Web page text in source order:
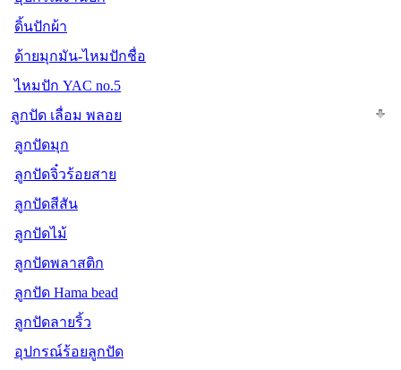
ดิ้นปักผ้า
ด้ายมุกมัน-ไหมปักชื่อ
ไหมปัก YAC no.5
ลูกปัด เลื่อม พลอย
ลูกปัดมุก
ลูกปัดจิ๋วร้อยสาย
ลูกปัดสีสัน
ลูกปัดไม้
ลูกปัดพลาสติก
ลูกปัด Hama bead
ลูกปัดลายริ้ว
อุปกรณ์ร้อยลูกปัด